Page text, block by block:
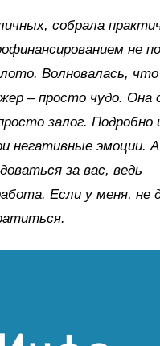
собрала
не
Волновалась,
– просто чудо. Она
залог. Подробно
негативные эмоции.
за вас, ведь
Если у меня, не